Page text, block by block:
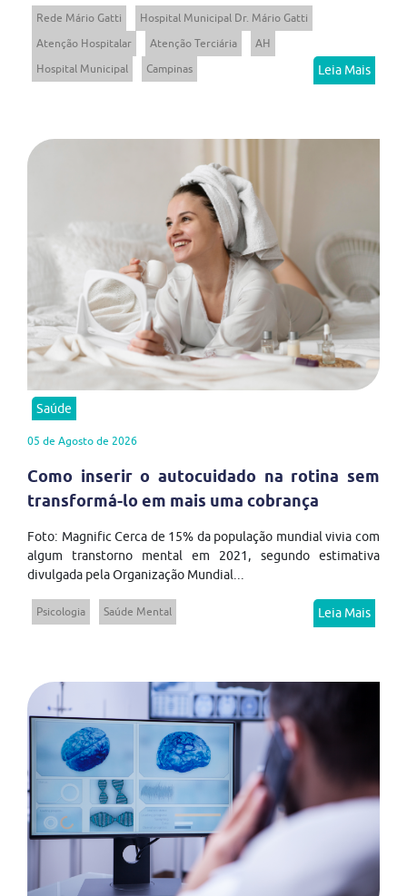
Rede Mário Gatti
Hospital Municipal Dr. Mário Gatti
Atenção Hospitalar
Atenção Terciária
AH
Hospital Municipal
Campinas Leia Mais
Saúde
05 de Agosto de 2026
Como inserir o autocuidado na rotina sem
transformá-lo em mais uma cobrança
Foto: Magnific Cerca de 15% da população mundial vivia com
algum transtorno mental em 2021, segundo estimativa
divulgada pela Organização Mundial...
Psicologia Saúde Mental Leia Mais